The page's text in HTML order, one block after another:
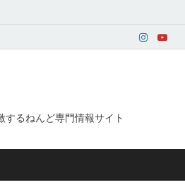
するねんど専門情報サイト